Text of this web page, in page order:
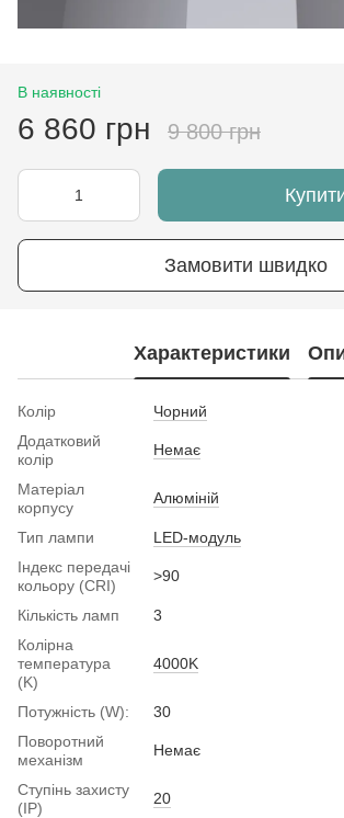
В наявності
6 860 грн 9 800 грн
Замовити швидко
Характеристики
Колір
Чорний
Додатковий
колір
Немає
Матеріал
корпусу
Алюміній
Тип лампи
LED-модуль
Індекс передачі
кольору (CRI)
>90
Кількість ламп
3
Колірна
температура
(K)
4000K
Потужність (W):
30
Поворотний
механізм
Немає
Ступінь захисту
(IP)
20